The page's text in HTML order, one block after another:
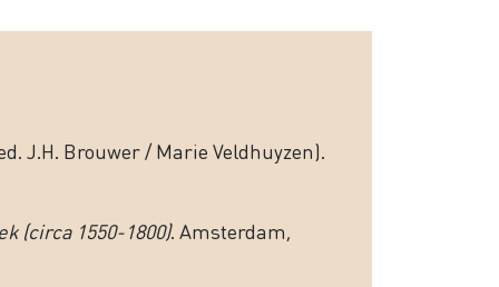
J.H. Brouwer / Marie Veldhuyzen).
(circa 1550-1800). Amsterdam,